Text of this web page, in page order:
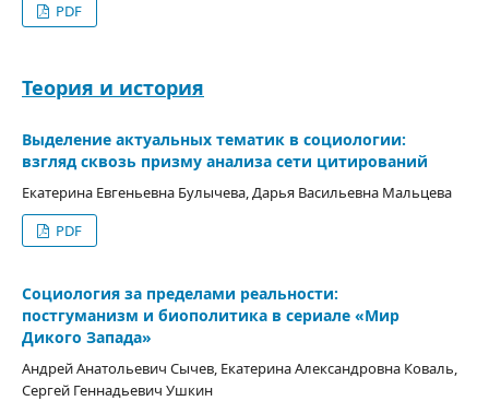
PDF
Теория и история
Выделение актуальных тематик в социологии:
взгляд сквозь призму анализа сети цитирований
Екатерина Евгеньевна Булычева, Дарья Васильевна Мальцева
PDF
Социология за пределами реальности:
постгуманизм и биополитика в сериале «Мир
Дикого Запада»
Андрей Анатольевич Сычев, Екатерина Александровна Коваль,
Сергей Геннадьевич Ушкин